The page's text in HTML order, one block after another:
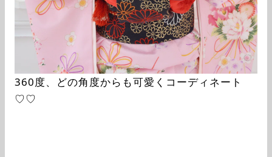
360度、どの角度からも可愛くコーディネート
♡♡